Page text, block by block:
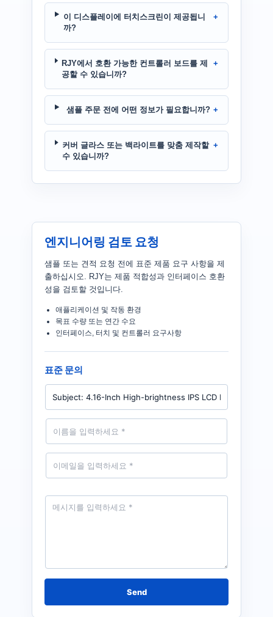
이 디스플레이에 터치스크린이 제공됩니
까?
RJY에서 호환 가능한 컨트롤러 보드를 제
공할 수 있습니까?
샘플 주문 전에 어떤 정보가 필요합니까?
커버 글라스 또는 백라이트를 맞춤 제작할
수 있습니까?
엔지니어링 검토 요청
샘플 또는 견적 요청 전에 표준 제품 요구 사항을 제
출하십시오. RJY는 제품 적합성과 인터페이스 호환
성을 검토할 것입니다.
애플리케이션 및 작동 환경
목표 수량 또는 연간 수요
인터페이스, 터치 및 컨트롤러 요구사항
표준 문의
P
o
d
N
m
e
E
a
l
M
*
Send